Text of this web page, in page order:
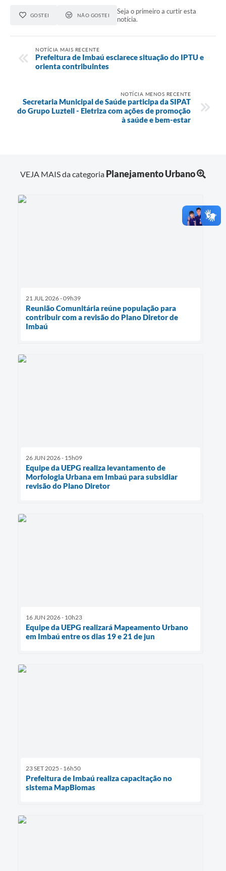
GOSTEI NÃO GOSTEI
Seja o primeiro a curtir esta
notícia.
NOTÍCIA MAIS RECENTE
Prefeitura de Imbaú esclarece situação do IPTU e
orienta contribuintes
NOTÍCIA MENOS RECENTE
Secretaria Municipal de Saúde participa da SIPAT
do Grupo Luztell - Eletriza com ações de promoção
à saúde e bem-estar
VEJA MAIS da categoria Planejamento Urbano
21 JUL 2026 - 09h39
Reunião Comunitária reúne população para
contribuir com a revisão do Plano Diretor de
Imbaú
26 JUN 2026 - 15h09
Equipe da UEPG realiza levantamento de
Morfologia Urbana em Imbaú para subsidiar
revisão do Plano Diretor
16 JUN 2026 - 10h23
Equipe da UEPG realizará Mapeamento Urbano
em Imbaú entre os dias 19 e 21 de jun
23 SET 2025 - 16h50
Prefeitura de Imbaú realiza capacitação no
sistema MapBiomas